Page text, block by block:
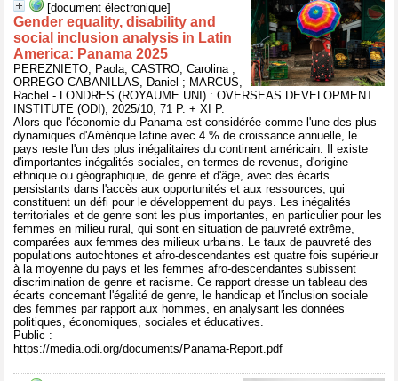
[document électronique]
Gender equality, disability and
social inclusion analysis in Latin
America: Panama 2025
PEREZNIETO, Paola, CASTRO, Carolina ;
ORREGO CABANILLAS, Daniel ; MARCUS,
Rachel - LONDRES (ROYAUME UNI) : OVERSEAS DEVELOPMENT
INSTITUTE (ODI), 2025/10, 71 P. + XI P.
Alors que l'économie du Panama est considérée comme l'une des plus
dynamiques d'Amérique latine avec 4 % de croissance annuelle, le
pays reste l'un des plus inégalitaires du continent américain. Il existe
d'importantes inégalités sociales, en termes de revenus, d'origine
ethnique ou géographique, de genre et d'âge, avec des écarts
persistants dans l'accès aux opportunités et aux ressources, qui
constituent un défi pour le développement du pays. Les inégalités
territoriales et de genre sont les plus importantes, en particulier pour les
femmes en milieu rural, qui sont en situation de pauvreté extrême,
comparées aux femmes des milieux urbains. Le taux de pauvreté des
populations autochtones et afro-descendantes est quatre fois supérieur
à la moyenne du pays et les femmes afro-descendantes subissent
discrimination de genre et racisme. Ce rapport dresse un tableau des
écarts concernant l'égalité de genre, le handicap et l'inclusion sociale
des femmes par rapport aux hommes, en analysant les données
politiques, économiques, sociales et éducatives.
Public :
https://media.odi.org/documents/Panama-Report.pdf